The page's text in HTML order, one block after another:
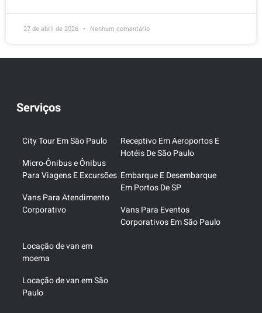
27 de abril de 2026 Nenhum comentário
Serviços
City Tour Em São Paulo
Micro-Ônibus e Ônibus
Para Viagens E Excursões
Vans Para Atendimento
Corporativo
Receptivo Em Aeroportos E
Hotéis De São Paulo
Embarque E Desembarque
Em Portos De SP
Vans Para Eventos
Corporativos Em São Paulo
Locação de van em
moema
Locação de van em São
Paulo